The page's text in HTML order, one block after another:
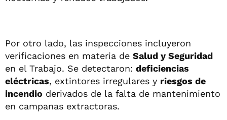
Por otro lado, las inspecciones incluyeron
verificaciones en materia de Salud y Seguridad
en el Trabajo. Se detectaron: deficiencias
eléctricas, extintores irregulares y riesgos de
incendio derivados de la falta de mantenimiento
en campanas extractoras.